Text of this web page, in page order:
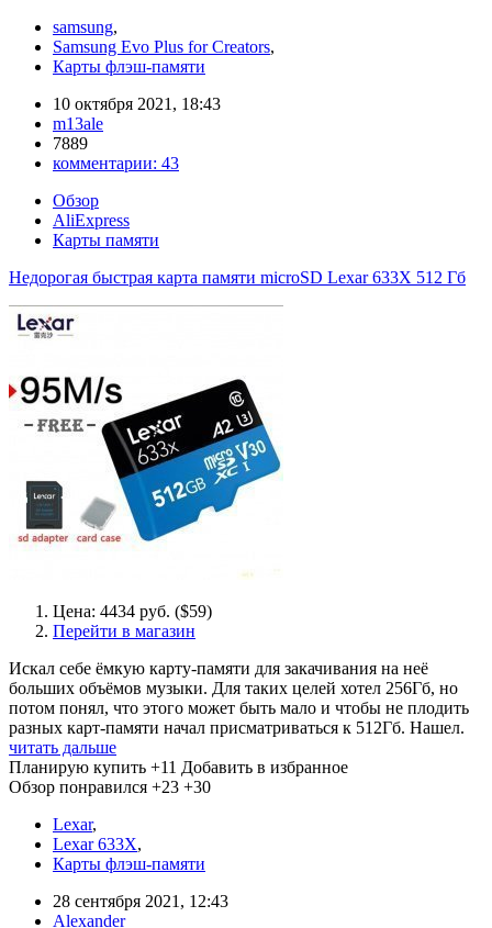
samsung,
Samsung Evo Plus for Creators,
Карты флэш-памяти
10 октября 2021, 18:43
m13ale
7889
комментарии: 43
Обзор
AliExpress
Карты памяти
Недорогая быстрая карта памяти microSD Lexar 633X 512 Гб
Цена: 4434 руб. ($59)
Перейти в магазин
Искал себе ёмкую карту-памяти для закачивания на неё
больших объёмов музыки. Для таких целей хотел 256Гб, но
потом понял, что этого может быть мало и чтобы не плодить
разных карт-памяти начал присматриваться к 512Гб. Нашел.
читать дальше
Планирую купить +11 Добавить в избранное
Обзор понравился +23 +30
Lexar,
Lexar 633X,
Карты флэш-памяти
28 сентября 2021, 12:43
Alexander_